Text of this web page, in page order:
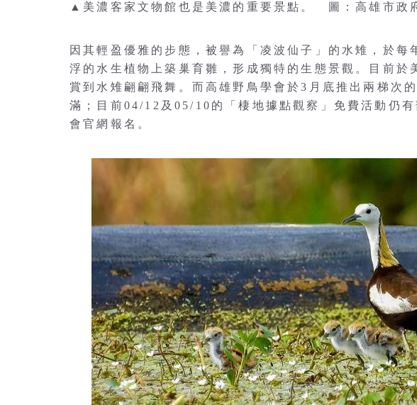
▲美濃客家文物館也是美濃的重要景點。 圖：高雄市政
因其輕盈優雅的步態，被譽為「凌波仙子」的水雉，於每
浮的水生植物上築巢育雛，形成獨特的生態景觀。目前於
賞到水雉翩翩飛舞。而高雄野鳥學會於3月底推出兩梯次
滿；目前04/12及05/10的「棲地據點觀察」免費活動仍
會官網報名。